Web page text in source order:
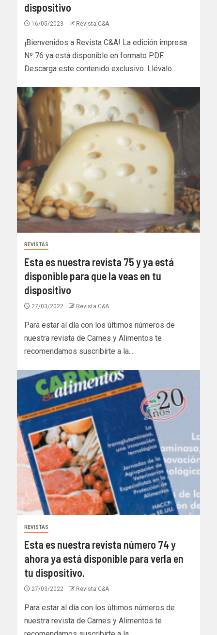
dispositivo
16/05/2023 Revista C&A
¡Bienvenidos a Revista C&A! La edición impresa
Nº 76 ya está disponible en formato PDF.
Descarga este contenido exclusivo. Llévalo...
REVISTAS
Esta es nuestra revista 75 y ya está
disponible para que la veas en tu
dispositivo
27/03/2022 Revista C&A
Para estar al día con los últimos números de
nuestra revista de Carnes y Alimentos te
recomendamos suscribirte a la...
REVISTAS
Esta es nuestra revista número 74 y
ahora ya está disponible para verla en
tu dispositivo.
27/03/2022 Revista C&A
Para estar al día con los últimos números de
nuestra revista de Carnes y Alimentos te